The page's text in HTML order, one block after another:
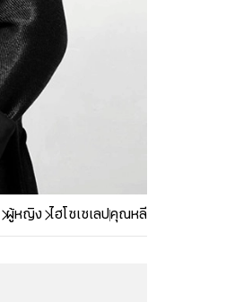
ผู้หญิง ไฮโซเซเลปคุณหลี